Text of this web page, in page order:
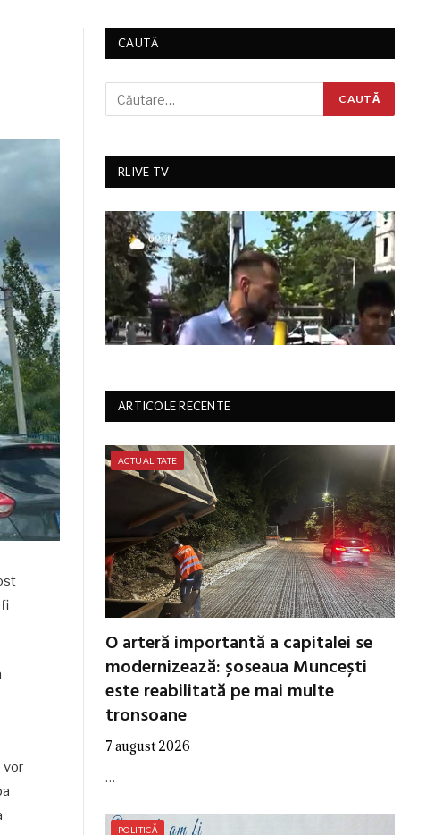
vor
CAUTĂ
RLIVE TV
ARTICOLE RECENTE
ACTUALITATE
O arteră importantă a capitalei se
modernizează: șoseaua Muncești
este reabilitată pe mai multe
tronsoane
7 august 2026
…
POLITICĂ